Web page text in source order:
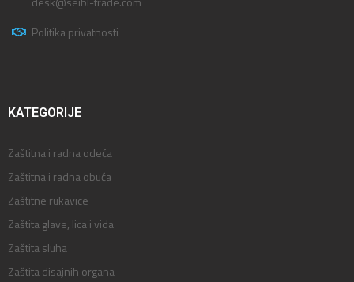
Politika privatnosti
KATEGORIJE
Zaštitna i radna odeća
Zaštitna i radna obuća
Zaštitne rukavice
Zaštita glave, lica i vida
Zaštita sluha
Zaštita disajnih organa